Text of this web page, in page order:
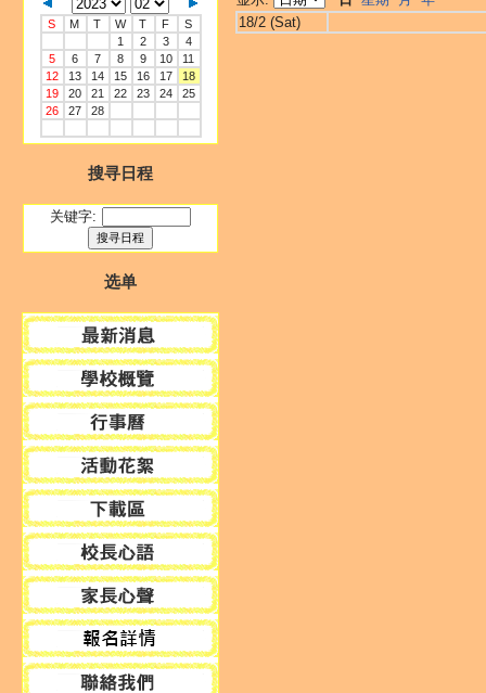
S M T W T F
S
1
2 3
4
5
6 7 8 9 10
11
12
13 14 15 16 17
18
19
20 21 22 23 24
25
26
27 28
搜寻日程
关键字:
选单
18/2 (Sat)